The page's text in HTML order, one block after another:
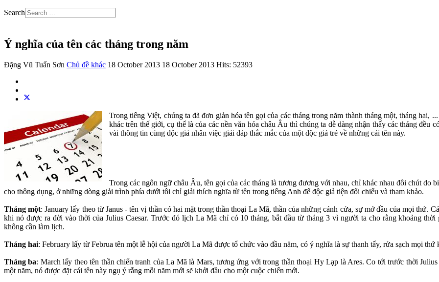
Search
Ý nghĩa của tên các tháng trong năm
Đặng Vũ Tuấn Sơn Chủ đề khác 18 October 2013 18 October 2013 Hits: 52393
Trong tiếng Việt, chúng ta đã đơn giản hóa tên gọi của các tháng trong năm thành tháng một, tháng
khác trên thế giới, cụ thể là của các nền văn hóa châu Âu thì chúng ta dễ dàng nhận thấy các tháng
vài thông tin cùng độc giả nhân việc giải đáp thắc mắc của một độc giả trẻ về những cái tên này.
Trong các ngôn ngữ châu Âu, tên gọi của các tháng là tương đương với nhau, chỉ khác nhau đôi chút do
cho thông dụng, ở những dòng giải trình phía dưới tôi chỉ giải thích nghĩa từ tên trong tiếng Anh để độc giả tiện đối chiếu và tham khảo.
Tháng một: January lấy theo từ Janus - tên vị thần có hai mặt trong thần thoại La Mã, thần của những cánh cửa, sự mở đầu của mọi thứ.
khi nó được ra đời vào thời của Julius Caesar. Trước đó lịch La Mã chỉ có 10 tháng, bắt đầu từ tháng 3 vì người ta cho rằng khoảng
không cần làm lịch.
Tháng hai: February lấy từ Februa tên một lễ hội của người La Mã được tổ chức vào đầu năm, có ý nghĩa là sự thanh tẩy, rửa sạch mọi
Tháng ba: March lấy theo tên thần chiến tranh của La Mã là Mars, tương ứng với trong thần thoại Hy Lạp là Ares. Co tới trước thời
một năm, nó được đặt cái tên này ngụ ý rằng mỗi năm mới sẽ khởi đầu cho một cuộc chiến mới.